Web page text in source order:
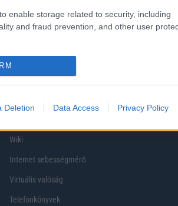
enable storage related to security, including
and fraud prevention, and other user
Deletion Data Access Privacy Policy
eltérhet. Azonban azok, akik számára fontos a
Wiki
Internet sebességmérő
Virtuális valóság
Telefonkönyvek